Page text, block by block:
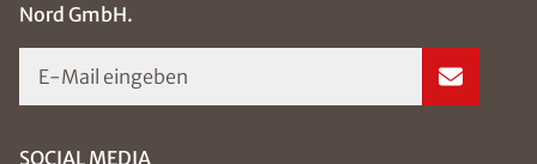
Nord GmbH.
E-Mail eingeben
SOCIAL MEDIA